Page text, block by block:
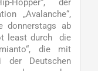
Hopper“, der
„Avalanche“,
donnerstags ab
least durch die
die mit
der Deutschen